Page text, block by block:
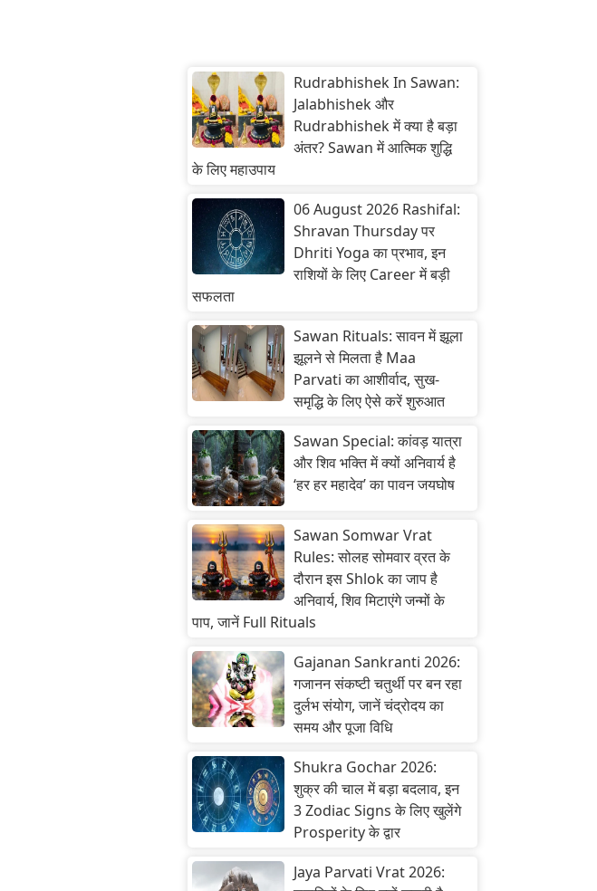
Rudrabhishek In Sawan:
Jalabhishek और
Rudrabhishek में क्या है बड़ा
अंतर? Sawan में आत्मिक शुद्धि
के लिए महाउपाय
06 August 2026 Rashifal:
Shravan Thursday पर
Dhriti Yoga का प्रभाव, इन
राशियों के लिए Career में बड़ी
सफलता
Sawan Rituals: सावन में झूला
झूलने से मिलता है Maa
Parvati का आशीर्वाद, सुख-
समृद्धि के लिए ऐसे करें शुरुआत
Sawan Special: कांवड़ यात्रा
और शिव भक्ति में क्यों अनिवार्य है
‘हर हर महादेव’ का पावन जयघोष
Sawan Somwar Vrat
Rules: सोलह सोमवार व्रत के
दौरान इस Shlok का जाप है
अनिवार्य, शिव मिटाएंगे जन्मों के
पाप, जानें Full Rituals
Gajanan Sankranti 2026:
गजानन संकष्टी चतुर्थी पर बन रहा
दुर्लभ संयोग, जानें चंद्रोदय का
समय और पूजा विधि
Shukra Gochar 2026:
शुक्र की चाल में बड़ा बदलाव, इन
3 Zodiac Signs के लिए खुलेंगे
Prosperity के द्वार
Jaya Parvati Vrat 2026: